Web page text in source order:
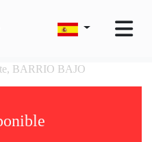
BARRIO BAJO